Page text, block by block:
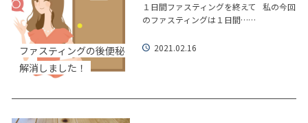
ファスティングの後便秘
解消しました！
１日間ファスティングを終えて 私の今回
のファスティングは１日間……
2021.02.16